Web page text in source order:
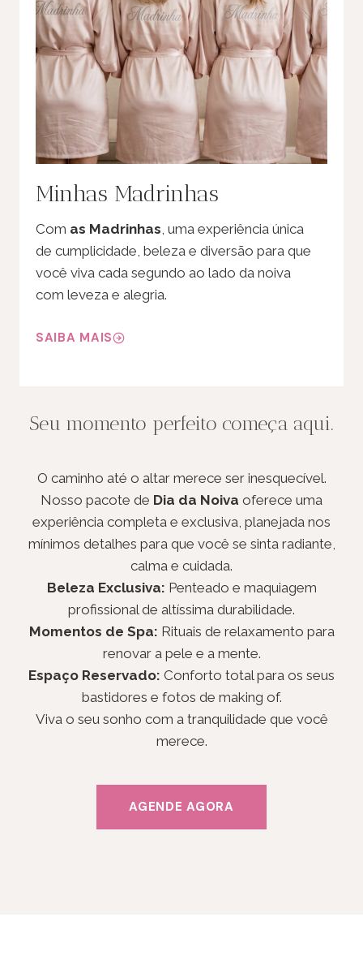
Minhas Madrinhas
Com as Madrinhas , uma experiência única
de cumplicidade, beleza e diversão para que
você viva cada segundo ao lado da noiva
com leveza e alegria.
SAIBA MAIS
Seu momento perfeito começa aqui.
O caminho até o altar merece ser inesquecível.
Nosso pacote de Dia da Noiva oferece uma
experiência completa e exclusiva, planejada nos
mínimos detalhes para que você se sinta radiante,
calma e cuidada.
Beleza Exclusiva: Penteado e maquiagem
profissional de altíssima durabilidade.
Momentos de Spa: Rituais de relaxamento para
renovar a pele e a mente.
Espaço Reservado: Conforto total para os seus
bastidores e fotos de making of.
Viva o seu sonho com a tranquilidade que você
merece.
AGENDE AGORA